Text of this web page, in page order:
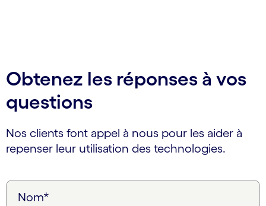
Obtenez les réponses à vos
questions
Nos clients font appel à nous pour les aider à
repenser leur utilisation des technologies.
Nom*